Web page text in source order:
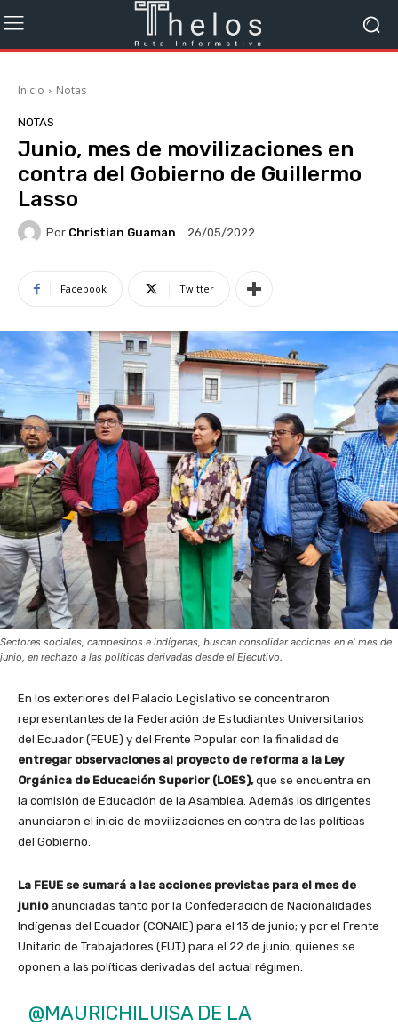
Inicio Notas
NOTAS
Junio, mes de movilizaciones en
contra del Gobierno de Guillermo
Lasso
Por Christian Guaman 26/05/2022
Facebook Twitter
Sectores sociales, campesinos e indígenas, buscan consolidar acciones en el mes de
junio, en rechazo a las políticas derivadas desde el Ejecutivo.
En los exteriores del Palacio Legislativo se concentraron
representantes de la Federación de Estudiantes Universitarios
del Ecuador (FEUE) y del Frente Popular con la finalidad de
entregar observaciones al proyecto de reforma a la Ley
Orgánica de Educación Superior (LOES),que se encuentra en
la comisión de Educación de la Asamblea. Además los dirigentes
anunciaron el inicio de movilizaciones en contra de las políticas
del Gobierno.
La FEUE se sumará a las acciones previstas para el mes de
junioanunciadas tanto por la Confederación de Nacionalidades
Indígenas del Ecuador (CONAIE) para el 13 de junio; y por el Frente
Unitario de Trabajadores (FUT) para el 22 de junio; quienes se
oponen a las políticas derivadas del actual régimen.
@MAURICHILUISADE LA